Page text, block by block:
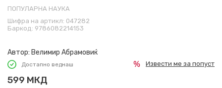
ПОПУЛАРНА НАУКА
Шифра на артикл: 047282
Баркод: 9786082214153
Автор: Велимир Абрамовиќ
Достапно веднаш
599 МКД
Извести ме за попуст